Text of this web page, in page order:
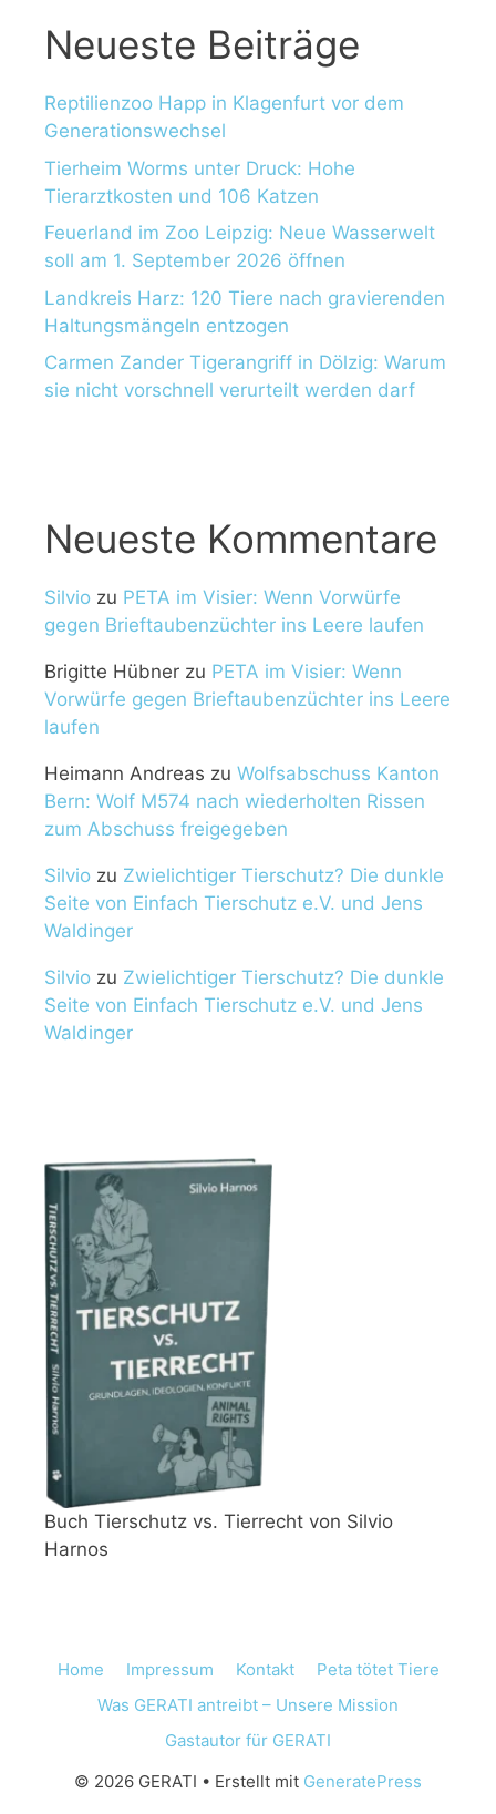
Neueste Beiträge
Reptilienzoo Happ in Klagenfurt vor dem
Generationswechsel
Tierheim Worms unter Druck: Hohe
Tierarztkosten und 106 Katzen
Feuerland im Zoo Leipzig: Neue Wasserwelt
soll am 1. September 2026 öffnen
Landkreis Harz: 120 Tiere nach gravierenden
Haltungsmängeln entzogen
Carmen Zander Tigerangriff in Dölzig: Warum
sie nicht vorschnell verurteilt werden darf
Neueste Kommentare
Silvio zu PETA im Visier: Wenn Vorwürfe
gegen Brieftaubenzüchter ins Leere laufen
Brigitte Hübner zu PETA im Visier: Wenn
Vorwürfe gegen Brieftaubenzüchter ins Leere
laufen
Heimann Andreas zu Wolfsabschuss Kanton
Bern: Wolf M574 nach wiederholten Rissen
zum Abschuss freigegeben
Silvio zu Zwielichtiger Tierschutz? Die dunkle
Seite von Einfach Tierschutz e.V. und Jens
Waldinger
Silvio zu Zwielichtiger Tierschutz? Die dunkle
Seite von Einfach Tierschutz e.V. und Jens
Waldinger
Buch Tierschutz vs. Tierrecht von Silvio
Harnos
Home Impressum Kontakt
Peta tötet Tiere
Was GERATI antreibt – Unsere Mission
Gastautor für GERATI
© 2026 GERATI • Erstellt mit GeneratePress